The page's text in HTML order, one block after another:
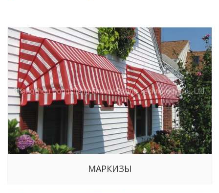
МАРКИЗЫ